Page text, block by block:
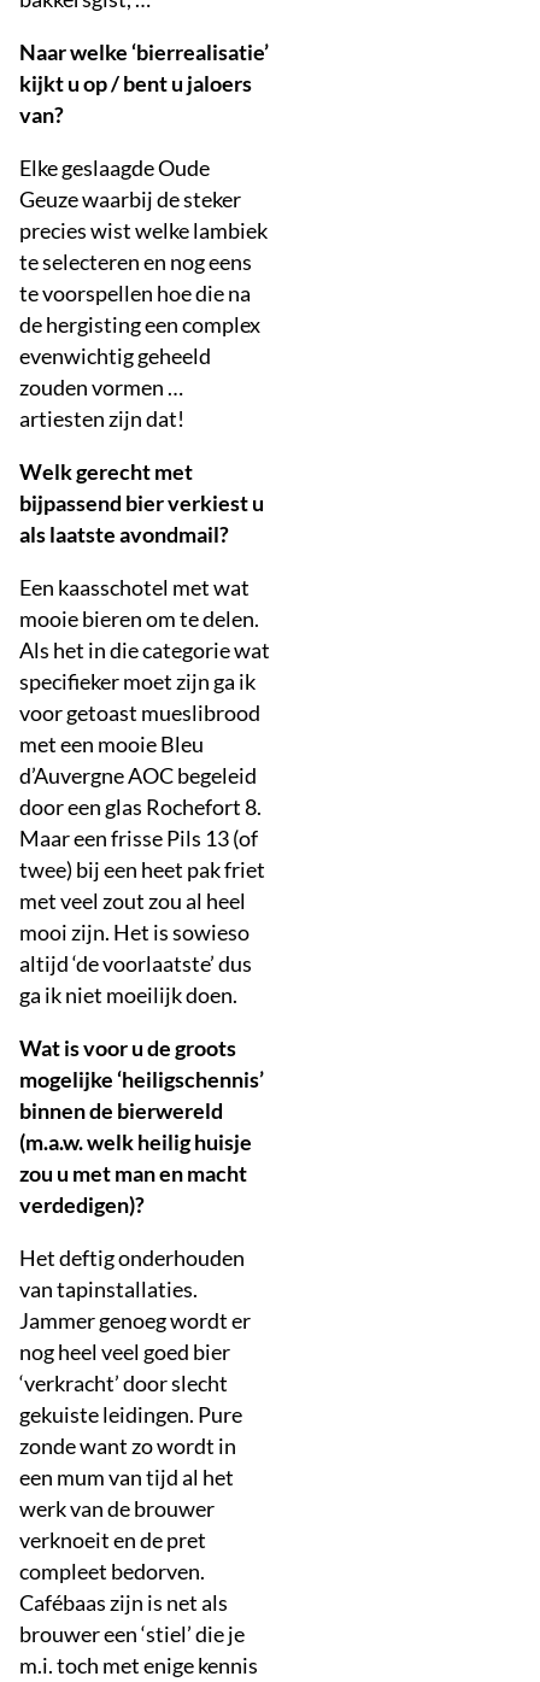
Naar welke ‘bierrealisatie’
kijkt u op / bent u jaloers
van?
Elke geslaagde Oude
Geuze waarbij de steker
precies wist welke lambiek
te selecteren en nog eens
te voorspellen hoe die na
de hergisting een complex
evenwichtig geheeld
zouden vormen …
artiesten zijn dat!
Welk gerecht met
bijpassend bier verkiest u
als laatste avondmail?
Een kaasschotel met wat
mooie bieren om te delen.
Als het in die categorie wat
specifieker moet zijn ga ik
voor getoast mueslibrood
met een mooie Bleu
d’Auvergne AOC begeleid
door een glas Rochefort 8.
Maar een frisse Pils 13 (of
twee) bij een heet pak friet
met veel zout zou al heel
mooi zijn. Het is sowieso
altijd ‘de voorlaatste’ dus
ga ik niet moeilijk doen.
Wat is voor u de groots
mogelijke ‘heiligschennis’
binnen de bierwereld
(m.a.w. welk heilig huisje
zou u met man en macht
verdedigen)?
Het deftig onderhouden
van tapinstallaties.
Jammer genoeg wordt er
nog heel veel goed bier
‘verkracht’ door slecht
gekuiste leidingen. Pure
zonde want zo wordt in
een mum van tijd al het
werk van de brouwer
verknoeit en de pret
compleet bedorven.
Cafébaas zijn is net als
brouwer een ‘stiel’ die je
m.i. toch met enige kennis